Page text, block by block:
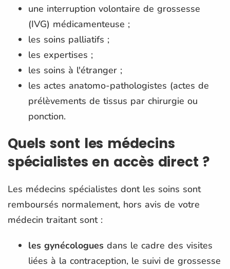
une interruption volontaire de grossesse
(IVG) médicamenteuse ;
les soins palliatifs ;
les expertises ;
les soins à l'étranger ;
les actes anatomo-pathologistes (actes de
prélèvements de tissus par chirurgie ou
ponction.
Quels sont les médecins
spécialistes en accès direct ?
Les médecins spécialistes dont les soins sont
remboursés normalement, hors avis de votre
médecin traitant sont :
les gynécologues dans le cadre des visites
liées à la contraception, le suivi de grossesse